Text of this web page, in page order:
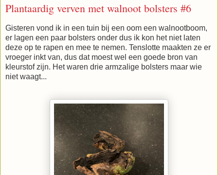
Plantaardig verven met walnoot bolsters #6
Gisteren vond ik in een tuin bij een oom een walnootboom,
er lagen een paar bolsters onder dus ik kon het niet laten
deze op te rapen en mee te nemen. Tenslotte maakten ze er
vroeger inkt van, dus dat moest wel een goede bron van
kleurstof zijn. Het waren drie armzalige bolsters maar wie
niet waagt...